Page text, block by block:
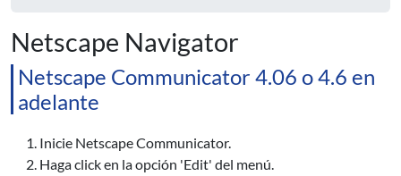
Netscape Navigator
Netscape Communicator 4.06 o 4.6 en
adelante
Inicie Netscape Communicator.
Haga click en la opción 'Edit' del menú.